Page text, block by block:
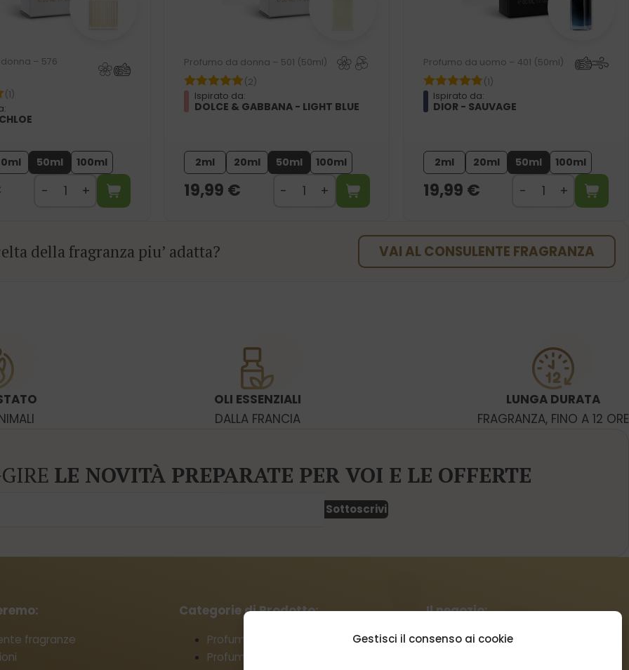
Gestisci il consenso ai cookie
– 576
(1)
50ml 100ml
Profumo da donna – 501 (50ml)
(2)
Ispirato da:
DOLCE & GABBANA - LIGHT BLUE
2ml 20ml 50ml 100ml
19,99 €
Profumo da uomo – 401 (50ml)
(1)
Ispirato da:
DIOR - SAUVAGE
2ml 20ml 50ml 100ml
19,99 €
della fragranza piu’ adatta? VAI AL CONSULENTE FRAGRANZA
OLI ESSENZIALI
DALLA FRANCIA
LUNGA DURATA
FRAGRANZA, FINO A 12 ORE
LE NOVITÀ PREPARATE PER VOI E LE OFFERTE
Sottoscrivi
fragranze
Categorie di Prodotto:
Profumi da donna
Profumi da uomo
Il negozio:
Condizioni commerciali